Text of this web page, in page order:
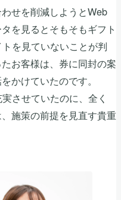
せを削減しようとWeb
を見るとそもそもギフト
を見ていないことが判
お客様は、券に同封の案
かけていたのです。
させていたのに、全く
施策の前提を見直す貴重